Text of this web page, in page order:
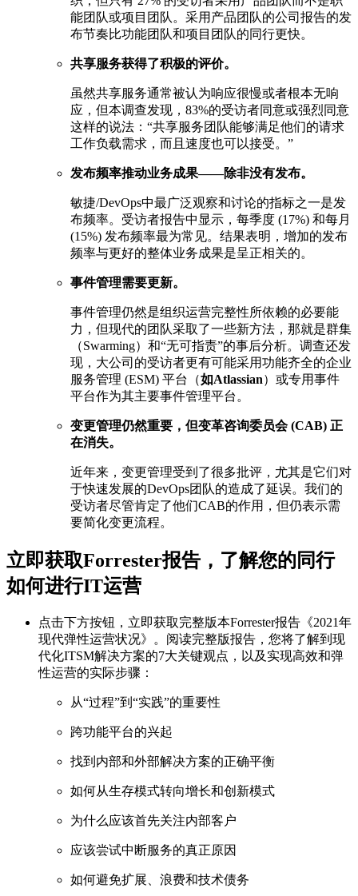
能团队或项目团队。采用产品团队的公司报告的发
布节奏比功能团队和项目团队的同行更快。
共享服务获得了积极的评价。
虽然共享服务通常被认为响应很慢或者根本无响
应，但本调查发现，83%的受访者同意或强烈同意
这样的说法：“共享服务团队能够满足他们的请求
工作负载需求，而且速度也可以接受。”
发布频率推动业务成果——除非没有发布。
敏捷/DevOps中最广泛观察和讨论的指标之一是发
布频率。受访者报告中显示，每季度 (17%) 和每月
(15%) 发布频率最为常见。结果表明，增加的发布
频率与更好的整体业务成果是呈正相关的。
事件管理需要更新。
事件管理仍然是组织运营完整性所依赖的必要能
力，但现代的团队采取了一些新方法，那就是群集
（Swarming）和“无可指责”的事后分析。调查还发
现，大公司的受访者更有可能采用功能齐全的企业
服务管理 (ESM) 平台（如Atlassian）或专用事件
平台作为其主要事件管理平台。
变更管理仍然重要，但变革咨询委员会 (CAB) 正
在消失。
近年来，变更管理受到了很多批评，尤其是它们对
于快速发展的DevOps团队的造成了延误。我们的
受访者尽管肯定了他们CAB的作用，但仍表示需
要简化变更流程。
立即获取Forrester报告，了解您的同行
如何进行IT运营
点击下方按钮，立即获取完整版本Forrester报告《2021年
现代弹性运营状况》。阅读完整版报告，您将了解到现
代化ITSM解决方案的7大关键观点，以及实现高效和弹
性运营的实际步骤：
从“过程”到“实践”的重要性
跨功能平台的兴起
找到内部和外部解决方案的正确平衡
如何从生存模式转向增长和创新模式
为什么应该首先关注内部客户
应该尝试中断服务的真正原因
如何避免扩展、浪费和技术债务